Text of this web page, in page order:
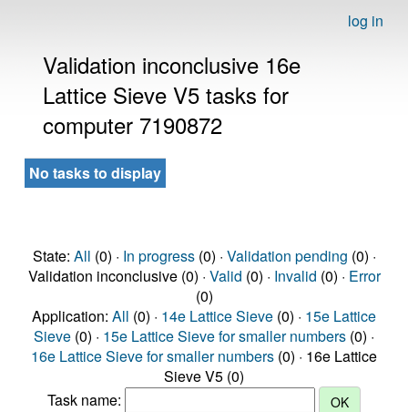
log in
Validation inconclusive 16e
Lattice Sieve V5 tasks for
computer 7190872
No tasks to display
State: All (0) · In progress(0) · Validation pending (0) ·
Validation inconclusive (0) · Valid (0) · Invalid (0) · Error
(0)
Application: All (0) · 14e Lattice Sieve (0) · 15e Lattice
Sieve (0) · 15e Lattice Sieve for smaller numbers (0) ·
16e Lattice Sieve for smaller numbers (0) · 16e Lattice
Sieve V5 (0)
Task name: